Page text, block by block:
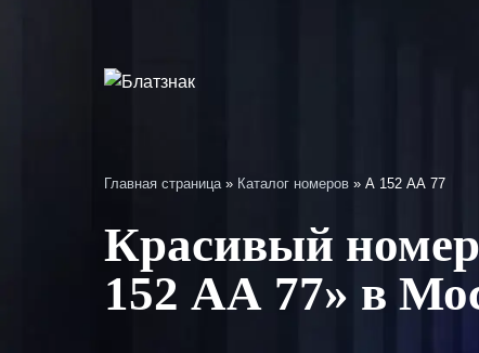
содержимому
Главная страница» Каталог номеров » А 152 АА 77
Красивый
152 АА 77» в